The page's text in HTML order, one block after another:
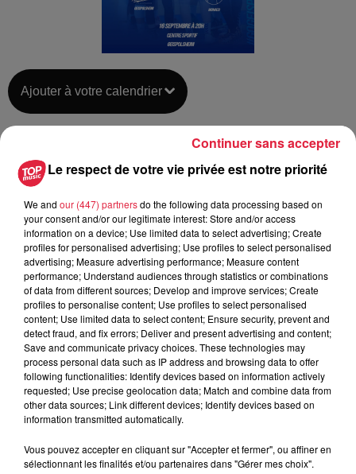
Ajouter à votre calendrier
Date
Lieu
Centre Sportif
67118 Geispolsheim
Organisateur https://cjs-geispolsheim.fr/
Tarif Payant
Le respect de votre vie privée est notre priorité
We and our (447) partnersdo the following data processing based on
your consent and/or our legitimate interest: Store and/or access
information on a device; Use limited data to select advertising; Create
profiles for personalised advertising; Use profiles to select personalised
advertising; Measure advertising performance; Measure content
performance; Understand audiences through statistics or combinations
of data from different sources; Develop and improve services; Create
profiles to personalise content; Use profiles to select personalised
content; Use limited data to select content; Ensure security, prevent and
detect fraud, and fix errors; Deliver and present advertising and content;
Save and communicate privacy choices. These technologies may
process personal data such as IP address and browsing data to offer
following functionalities: Identify devices based on information actively
requested; Use precise geolocation data; Match and combine data from
other data sources; Link different devices; Identify devices based on
information transmitted automatically.
Vous pouvez accepter en cliquant sur "Accepter et fermer", ou affiner en
sélectionnant les finalités et/ou partenaires dans "Gérer mes choix".
Continuer sans accepter